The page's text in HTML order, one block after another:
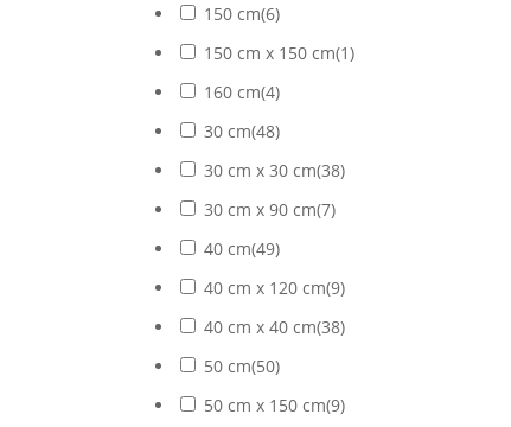
150 cm(6)
150 cm x 150 cm(1)
160 cm(4)
30 cm(48)
30 cm x 30 cm(38)
30 cm x 90 cm(7)
40 cm(49)
40 cm x 120 cm(9)
40 cm x 40 cm(38)
50 cm(50)
50 cm x 150 cm(9)